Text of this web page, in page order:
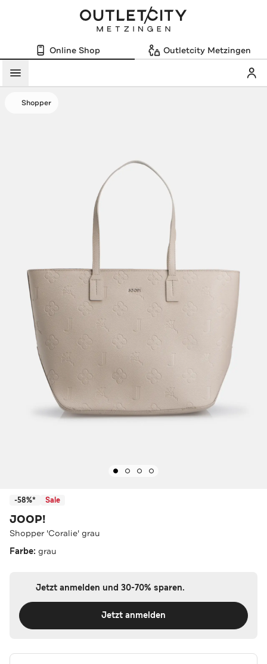
Online Shop Outletcity Metzingen
Menü
Shopper
-58%* Sale
JOOP!
Shopper 'Coralie' grau
Farbe: grau
Jetzt anmelden und 30-70% sparen.
Jetzt anmelden